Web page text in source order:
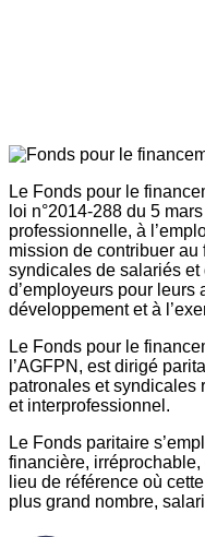
Le Fonds pour le
loi n°2014-288 du 5
professionnelle, à
mission de contribuer
syndicales de salariés
d’employeurs pour leurs
développement et à
Le Fonds pour le
l’AGFPN, est dirigé
patronales et syndicales
et interprofessionnel.
Le Fonds paritaire
financière,
lieu de référence où
plus grand nombre,